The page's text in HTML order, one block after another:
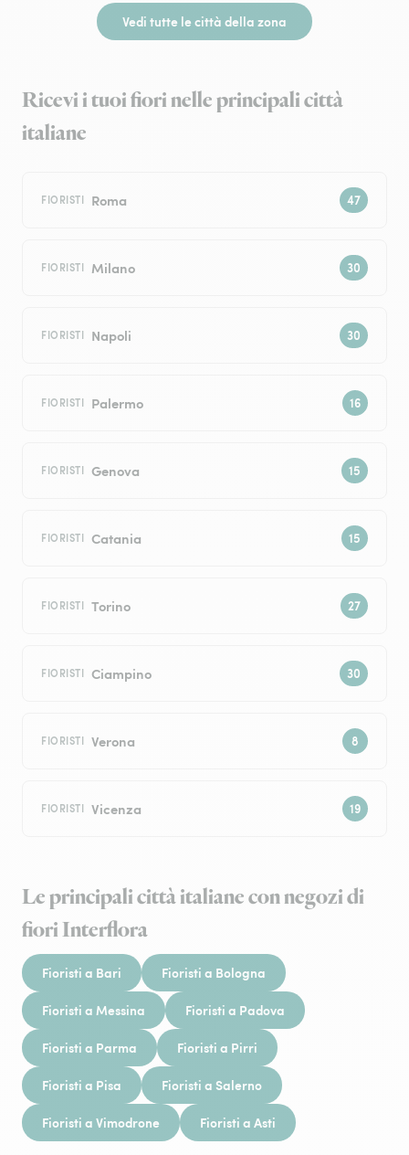
Vedi tutte le città della zona
Ricevi i tuoi fiori nelle principali città
italiane
FIORISTI Roma
FIORISTI Milano
FIORISTI Napoli
FIORISTI Palermo
FIORISTI Genova
FIORISTI Catania
FIORISTI Torino
FIORISTI Ciampino
FIORISTI Verona
FIORISTI Vicenza
Le principali città italiane con negozi di
fiori Interflora
Fioristi a Bari Fioristi a Bologna
Fioristi a Messina Fioristi a Padova
Fioristi a Parma Fioristi a Pirri
Fioristi a Pisa Fioristi a Salerno
Fioristi a Vimodrone Fioristi a Asti